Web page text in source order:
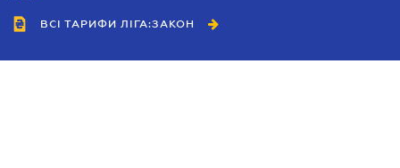
ВСІ ТАРИФИ ЛІГА:ЗАКОН